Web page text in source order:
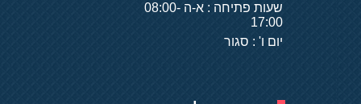
שעות פתיחה : א-ה 08:00-
17:00
יום ו' : סגור